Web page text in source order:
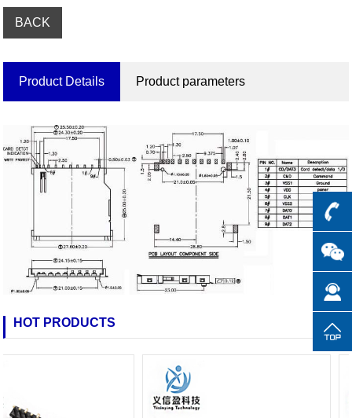
BACK
Product Details Product parameters
HOT PRODUCTS